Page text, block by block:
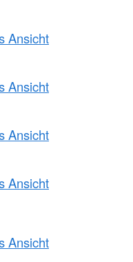
Ansicht
Ansicht
Ansicht
Ansicht
Ansicht